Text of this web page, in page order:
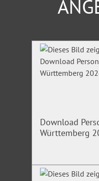
Produktgalerie
Download
Württemberg